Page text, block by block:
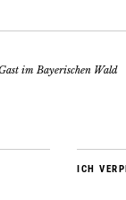
im Bayerischen Wald
ICH